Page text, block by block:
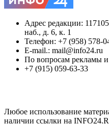
Адрес редакции:
наб., д. 6, к. 1
Телефон: +7 (958) 578-
E-mail.: mail@info24.ru
По вопросам рекламы и
+7 (915) 059-63-33
Любое использование
наличии ссылки на